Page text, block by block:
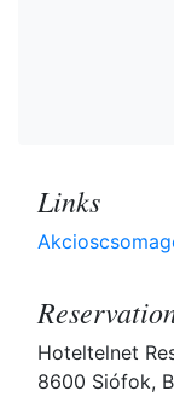
Links
Hoteltelnet
8600 Siófok,